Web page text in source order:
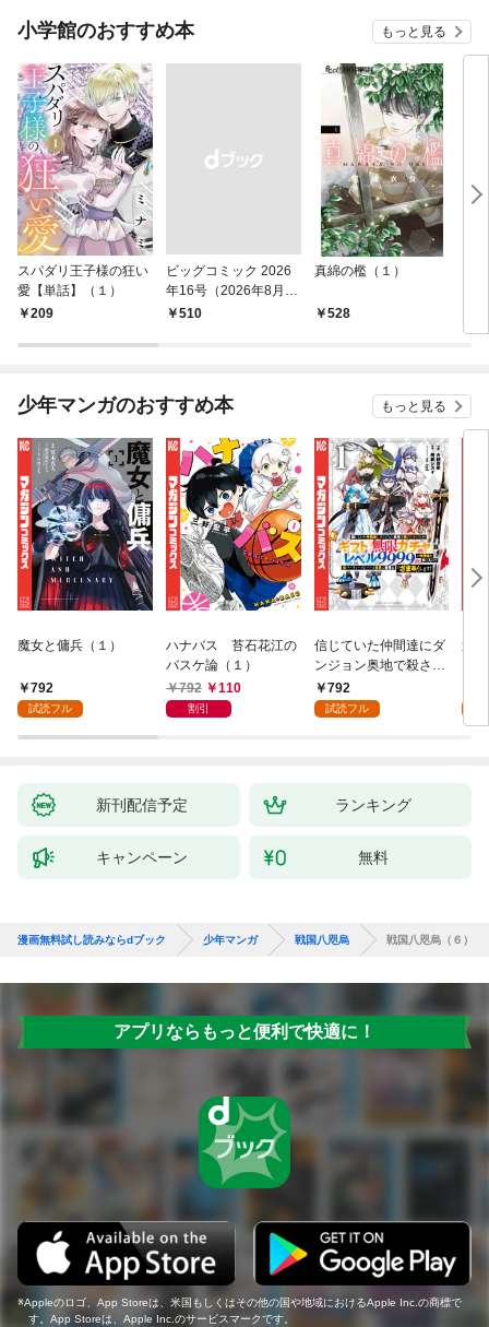
小学館のおすすめ本 もっと見る
スパダリ王子様の狂い
愛【単話】（１）
209
ビッグコミック 2026
年16号（2026年8月7
日発売）
￥510
真綿の檻（１）
528
少年マンガのおすすめ本 もっと見る
魔女と傭兵（１）
792
試読フル
ハナバス 苔石花江の
バスケ論（１）
792
110
割引
信じていた仲間達にダ
ンジョン奥地で殺され
かけたがギフト『無限
ガチャ』でレベル９９
（１）
792
試読フル
追
強
～
新刊配信予定 ランキング
キャンペーン 無料
漫画無料試し読みならdブック 少年マンガ 戦国八咫烏 戦国八咫烏（６）
アプリならもっと便利で快適に！
Appleのロゴ、App Storeは、米国もしくはその他の国や地域におけるApple Inc.の商標で
す。App Storeは、Apple Inc.のサービスマークです。